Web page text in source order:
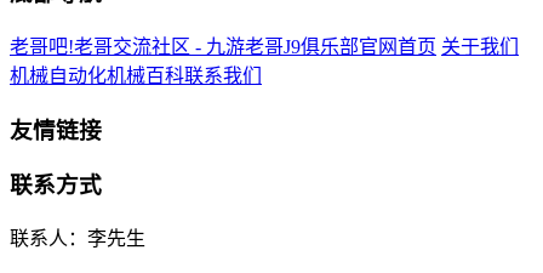
老哥吧!老哥交流社区 - 九游老哥J9俱乐部官网首页 关于我们
机械自动化机械百科联系我们
友情链接
联系方式
联系人：李先生